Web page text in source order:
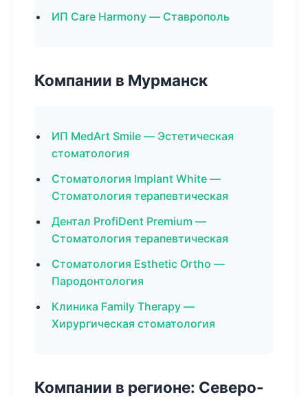
ИП Care Harmony — Ставрополь
Компании в Мурманск
ИП MedArt Smile — Эстетическая
стоматология
Стоматология Implant White —
Стоматология терапевтическая
Дентал ProfiDent Premium —
Стоматология терапевтическая
Стоматология Esthetic Ortho —
Пародонтология
Клиника Family Therapy —
Хирургическая стоматология
Компании в регионе: Северо-